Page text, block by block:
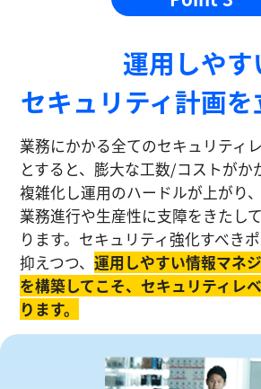
運⽤しやす
セキュリティ計画
業務にかかる全てのセキュリティ
とすると、膨大な工数/コストがか
複雑化し運⽤のハードルが上がり
業務進⾏や生産性に⽀障をきたし
ります。セキュリティ強化すべき
抑えつつ、運⽤しやすい情報マネ
を構築してこそ、セキュリティレ
ります。